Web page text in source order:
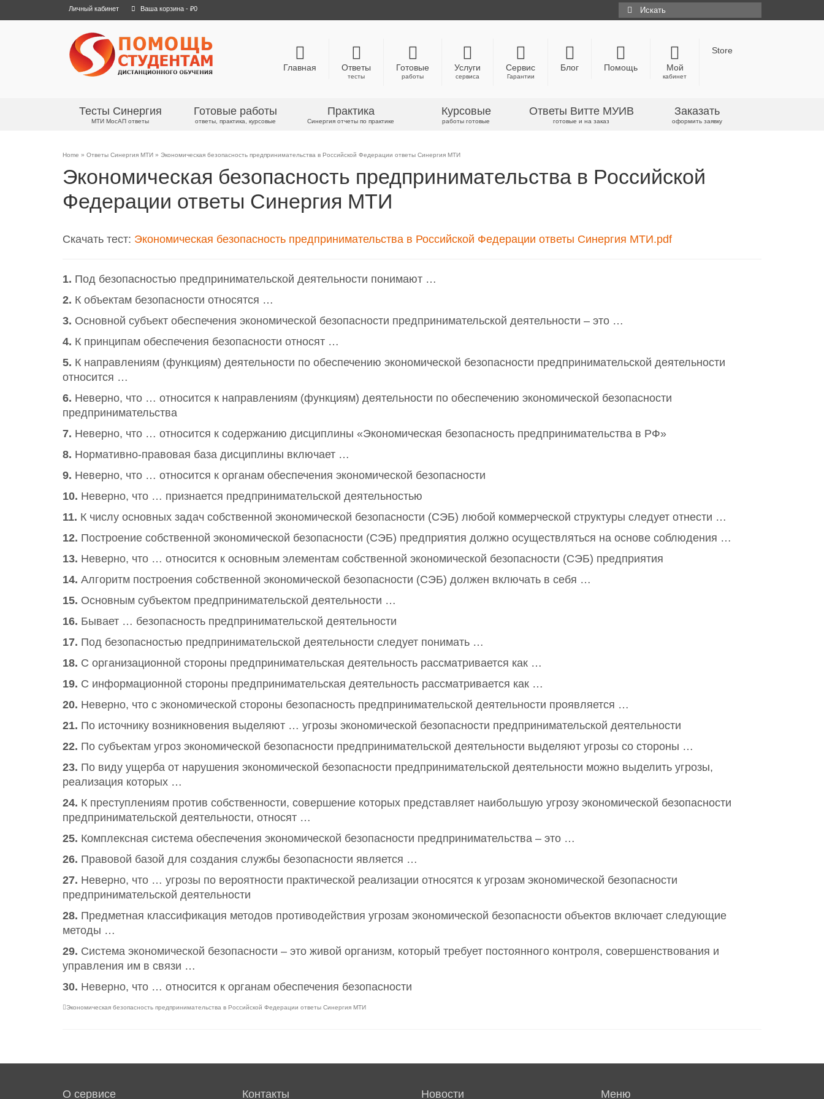
Личный кабинет Ваша корзина - ₽0 Искать:
Главная Ответы
тесты
Готовые
работы
Услуги
сервиса
Сервис
Гарантии
Блог Помощь Мой
кабинет
Store
Тесты Синергия
МТИ МосАП ответы
Готовые работы
ответы, практика, курсовые
Практика
Синергия отчеты по практике
Курсовые
работы готовые
Ответы Витте МУИВ
готовые и на заказ
Заказать
оформить заявку
Home » Ответы Синергия МТИ » Экономическая безопасность предпринимательства в Российской Федерации ответы Синергия МТИ
Экономическая безопасность предпринимательства в Российской
Федерации ответы Синергия МТИ
Скачать тест: Экономическая безопасность предпринимательства в Российской Федерации ответы Синергия МТИ.pdf
1. Под безопасностью предпринимательской деятельности понимают …
2. К объектам безопасности относятся …
3. Основной субъект обеспечения экономической безопасности предпринимательской деятельности – это …
4. К принципам обеспечения безопасности относят …
5. К направлениям (функциям) деятельности по обеспечению экономической безопасности предпринимательской деятельности
относится …
6. Неверно, что … относится к направлениям (функциям) деятельности по обеспечению экономической безопасности
предпринимательства
7. Неверно, что … относится к содержанию дисциплины «Экономическая безопасность предпринимательства в РФ»
8. Нормативно-правовая база дисциплины включает …
9. Неверно, что … относится к органам обеспечения экономической безопасности
10. Неверно, что … признается предпринимательской деятельностью
11. К числу основных задач собственной экономической безопасности (СЭБ) любой коммерческой структуры следует отнести …
12. Построение собственной экономической безопасности (СЭБ) предприятия должно осуществляться на основе соблюдения …
13. Неверно, что … относится к основным элементам собственной экономической безопасности (СЭБ) предприятия
14. Алгоритм построения собственной экономической безопасности (СЭБ) должен включать в себя …
15. Основным субъектом предпринимательской деятельности …
16. Бывает … безопасность предпринимательской деятельности
17. Под безопасностью предпринимательской деятельности следует понимать …
18. С организационной стороны предпринимательская деятельность рассматривается как …
19. С информационной стороны предпринимательская деятельность рассматривается как …
20. Неверно, что с экономической стороны безопасность предпринимательской деятельности проявляется …
21. По источнику возникновения выделяют … угрозы экономической безопасности предпринимательской деятельности
22. По субъектам угроз экономической безопасности предпринимательской деятельности выделяют угрозы со стороны …
23. По виду ущерба от нарушения экономической безопасности предпринимательской деятельности можно выделить угрозы,
реализация которых …
24. К преступлениям против собственности, совершение которых представляет наибольшую угрозу экономической безопасности
предпринимательской деятельности, относят …
25. Комплексная система обеспечения экономической безопасности предпринимательства – это …
26. Правовой базой для создания службы безопасности является …
27. Неверно, что … угрозы по вероятности практической реализации относятся к угрозам экономической безопасности
предпринимательской деятельности
28. Предметная классификация методов противодействия угрозам экономической безопасности объектов включает следующие
методы …
29. Система экономической безопасности – это живой организм, который требует постоянного контроля, совершенствования и
управления им в связи …
30. Неверно, что … относится к органам обеспечения безопасности
Экономическая безопасность предпринимательства в Российской Федерации ответы Синергия МТИ
О сервисе Контакты Новости Меню